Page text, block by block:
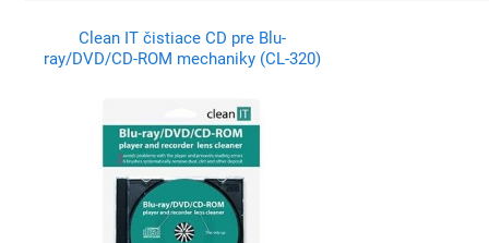
Clean IT čistiace CD pre Blu-
ray/DVD/CD-ROM mechaniky (CL-320)